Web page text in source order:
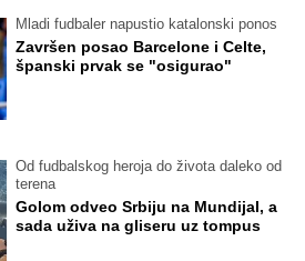
Mladi fudbaler napustio katalonski ponos
Završen posao Barcelone i Celte,
španski prvak se "osigurao"
Od fudbalskog heroja do života daleko od
terena
Golom odveo Srbiju na Mundijal, a
sada uživa na gliseru uz tompus